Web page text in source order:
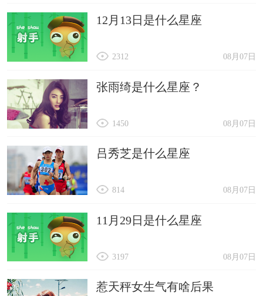
12月13日是什么星座
08月07日
2312
张雨绮是什么星座？
08月07日
1450
吕秀芝是什么星座
08月07日
814
11月29日是什么星座
08月07日
3197
惹天秤女生气有啥后果